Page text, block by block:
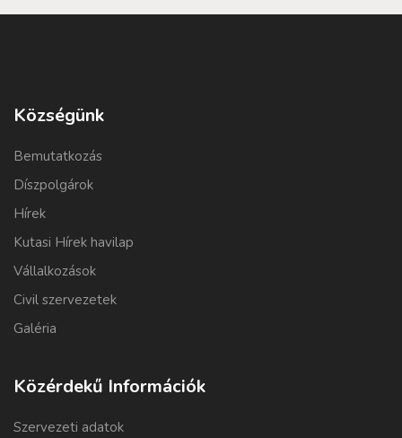
Községünk
Bemutatkozás
Díszpolgárok
Hírek
Kutasi Hírek havilap
Vállalkozások
Civil szervezetek
Galéria
Közérdekű Információk
Szervezeti adatok